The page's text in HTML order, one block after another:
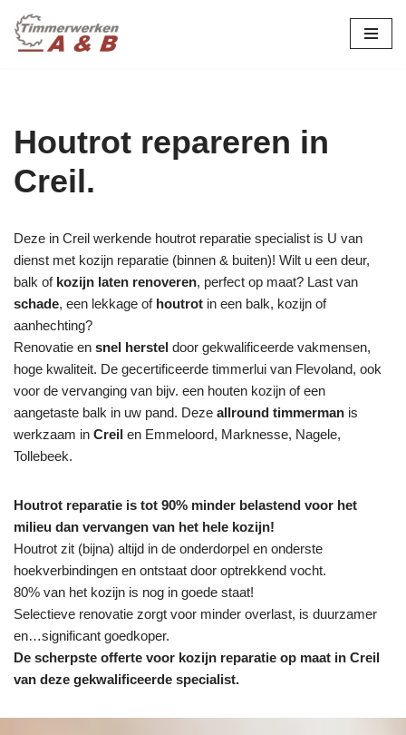
Ga
Houtrot repareren in
Creil.
Deze in Creil werkende houtrot reparatie specialist is U van
dienst met kozijn reparatie (binnen & buiten)! Wilt u een deur,
balk of kozijn laten renoveren, perfect op maat? Last van
schade, een lekkage of houtrot in een balk, kozijn of
aanhechting?
Renovatie en snel herstel door gekwalificeerde vakmensen,
hoge kwaliteit. De gecertificeerde timmerlui van Flevoland, ook
voor de vervanging van bijv. een houten kozijn of een
aangetaste balk in uw pand. Deze allround timmerman is
werkzaam in Creil en Emmeloord, Marknesse, Nagele,
Tollebeek.
Houtrot reparatie is tot 90% minder belastend voor het
milieu dan vervangen van het hele kozijn!
Houtrot zit (bijna) altijd in de onderdorpel en onderste
hoekverbindingen en ontstaat door optrekkend vocht.
80% van het kozijn is nog in goede staat!
Selectieve renovatie zorgt voor minder overlast, is duurzamer
en…significant goedkoper.
De scherpste offerte voor kozijn reparatie op maat in Creil
van deze gekwalificeerde specialist.